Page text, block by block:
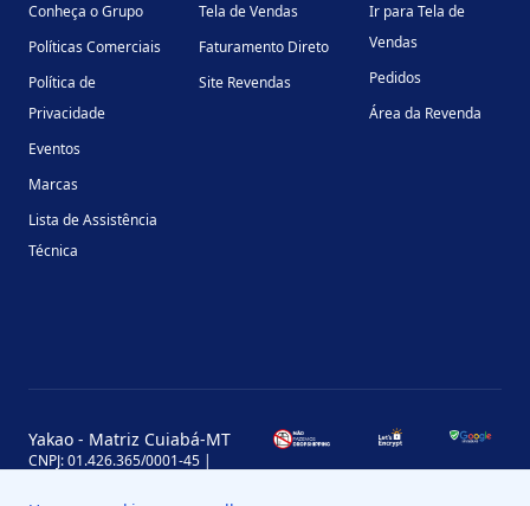
Conheça o Grupo
Políticas Comerciais
Política de
Privacidade
Eventos
Marcas
Lista de Assistência
Técnica
Tela de Vendas
Faturamento Direto
Site Revendas
Ir para Tela de
Vendas
Pedidos
Área da Revenda
Yakao - Matriz Cuiabá-MT
CNPJ: 01.426.365/0001-45 |